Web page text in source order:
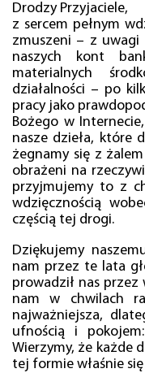
Drodzy Przyjaciele,
z sercem pełnym
zmuszeni – z uwagi
naszych kont
materialnych
działalności – po
pracy jako
Bożego w
nasze dzieła, które
żegnamy się z
obrażeni na
przyjmujemy to z
wdzięcznością
częścią tej drogi.
Dziękujemy
nam przez te lata
prowadził nas przez
nam w chwilach
najważniejsza,
ufnością i
Wierzymy, że każde
tej formie właśnie się